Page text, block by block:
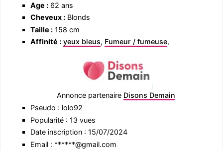
Age :62 ans
Cheveux :Blonds
Taille :158 cm
Affinité : yeux bleus, Fumeur / fumeuse,
Annonce partenaire Disons Demain
Pseudo : lolo92
Popularité : 13 vues
Date inscription : 15/07/2024
Email : ******@gmail.com